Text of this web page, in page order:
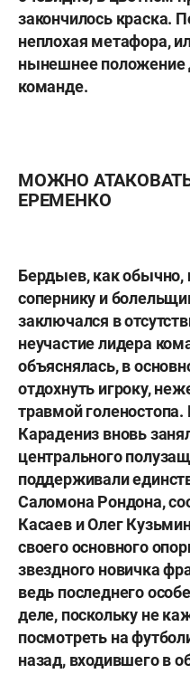
закончилось краска.
неплохая метафора,
нынешнее положение
команде.
МОЖНО
ЕРЕМЕНКО
Бердыев, как обычно,
сопернику и
заключался в
неучастие лидера
объяснялась, в
отдохнуть игроку,
травмой голеностопа.
Карадениз вновь
центрального
поддерживали
Саломона Рондона,
КасаевиОлег
своего основного
звездного новичка
ведь последнего
деле, поскольку не
посмотреть на
назад, входившего в